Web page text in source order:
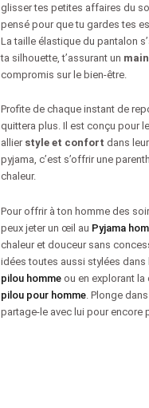
glisser tes petites affaires du
pensé pour que tu gardes tes
La taille élastique du pantalon
ta silhouette, t’assurant un
compromis sur le bien-être.
Profite de chaque instant de
quittera plus. Il est conçu pour
allier style et confort dans
pyjama, c’est s’offrir une
chaleur.
Pour offrir à ton homme des
peux jeter un œil au Pyjama
chaleur et douceur sans
idées toutes aussi stylées dans
pilou homme ou en explorant
pilou pour homme. Plonge
partage-le avec lui pour encore